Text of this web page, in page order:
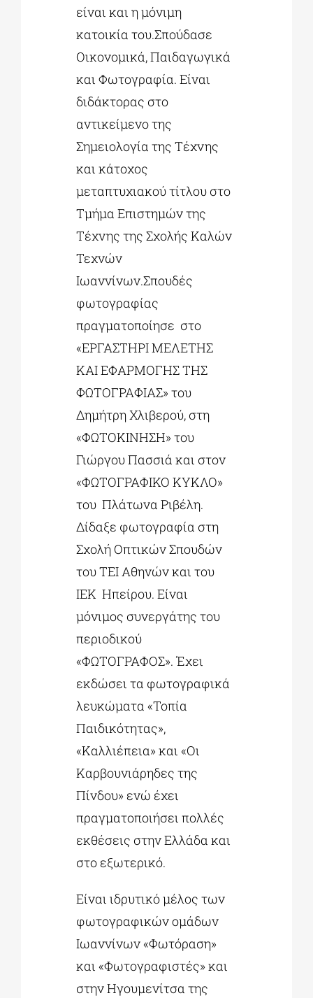
είναι και η μόνιμη
κατοικία του.Σπούδασε
Οικονομικά, Παιδαγωγικά
και Φωτογραφία. Είναι
διδάκτορας στο
αντικείμενο της
Σημειολογία της Τέχνης
και κάτοχος
μεταπτυχιακού τίτλου στο
Τμήμα Επιστημών της
Τέχνης της Σχολής Καλών
Τεχνών
Ιωαννίνων.Σπουδές
φωτογραφίας
πραγματοποίησε στο
«ΕΡΓΑΣΤΗΡΙ ΜΕΛΕΤΗΣ
ΚΑΙ ΕΦΑΡΜΟΓΗΣ ΤΗΣ
ΦΩΤΟΓΡΑΦΙΑΣ» του
Δημήτρη Χλιβερού, στη
«ΦΩΤΟΚΙΝΗΣΗ» του
Γιώργου Πασσιά και στον
«ΦΩΤΟΓΡΑΦΙΚΟ ΚΥΚΛΟ»
του Πλάτωνα Ριβέλη.
Δίδαξε φωτογραφία στη
Σχολή Οπτικών Σπουδών
του ΤΕΙ Αθηνών και του
ΙΕΚ Ηπείρου. Είναι
μόνιμος συνεργάτης του
περιοδικού
«ΦΩΤΟΓΡΑΦΟΣ». Έχει
εκδώσει τα φωτογραφικά
λευκώματα «Τοπία
Παιδικότητας»,
«Καλλιέπεια» και «Οι
Καρβουνιάρηδες της
Πίνδου» ενώ έχει
πραγματοποιήσει πολλές
εκθέσεις στην Ελλάδα και
στο εξωτερικό.
Είναι ιδρυτικό μέλος των
φωτογραφικών ομάδων
Ιωαννίνων «Φωτόραση»
και «Φωτογραφιστές» και
στην Ηγουμενίτσα της